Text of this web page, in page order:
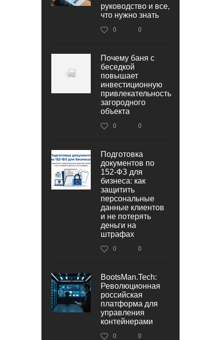
руководство и все,
что нужно знать
0 0
Почему баня с
беседкой
повышает
инвестиционную
привлекательность
загородного
объекта
0 0
Подготовка
документов по
152‑ФЗ для
бизнеса: как
защитить
персональные
данные клиентов
и не потерять
деньги на
штрафах
0 0
BootsMan.Tech:
Революционная
российская
платформа для
управления
контейнерами
0 0